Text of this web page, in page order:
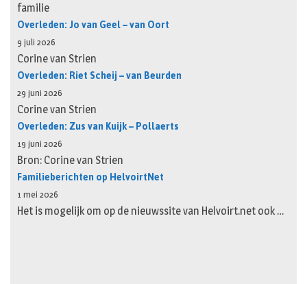
familie
Overleden: Jo van Geel – van Oort
9 juli 2026
Corine van Strien
Overleden: Riet Scheij – van Beurden
29 juni 2026
Corine van Strien
Overleden: Zus van Kuijk – Pollaerts
19 juni 2026
Bron: Corine van Strien
Familieberichten op HelvoirtNet
1 mei 2026
Het is mogelijk om op de nieuwssite van Helvoirt.net ook …